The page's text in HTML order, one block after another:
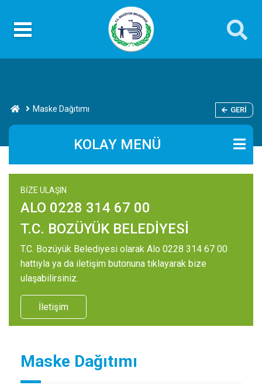
Maske Dağıtımı GERI
KOLAY MENÜ
BİZE ULAŞIN
ALO 0228 314 67 00
T.C. BOZÜYÜK BELEDİYESİ
T.C. Bozüyük Belediyesi olarak Alo 0228 314 67 00
hattıyla ya da iletişim butonuna tıklayarak bize
ulaşabilirsiniz.
İletişim
Maske Dağıtımı